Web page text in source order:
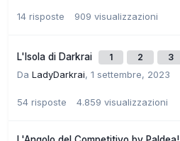
14 risposte 909 visualizzazioni
L'Isola di Darkrai 1 2 3
Da LadyDarkrai, 1 settembre, 2023
54 risposte 4.859 visualizzazioni